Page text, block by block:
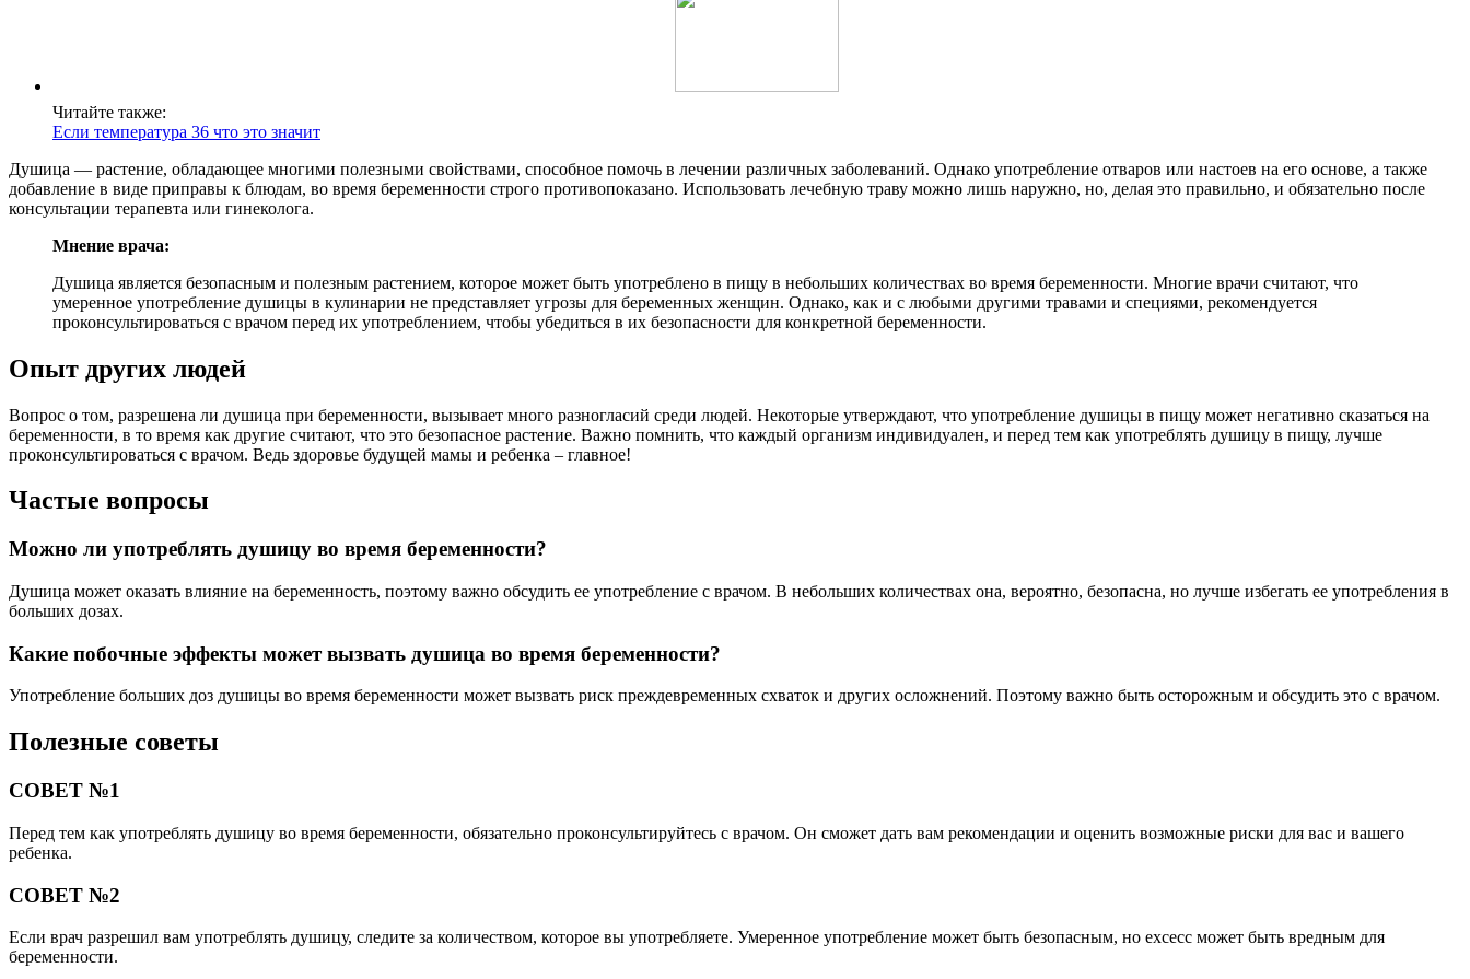
Читайте также:
Если температура 36 что это значит
Душица — растение, обладающее многими полезными свойствами, способное помочь в лечении различных заболеваний. Однако употребление отваров или настоев на его основе, а также
добавление в виде приправы к блюдам, во время беременности строго противопоказано. Использовать лечебную траву можно лишь наружно, но, делая это правильно, и обязательно после
консультации терапевта или гинеколога.
Мнение врача:
Душица является безопасным и полезным растением, которое может быть употреблено в пищу в небольших количествах во время беременности. Многие врачи считают, что
умеренное употребление душицы в кулинарии не представляет угрозы для беременных женщин. Однако, как и с любыми другими травами и специями, рекомендуется
проконсультироваться с врачом перед их употреблением, чтобы убедиться в их безопасности для конкретной беременности.
Опыт других людей
Вопрос о том, разрешена ли душица при беременности, вызывает много разногласий среди людей. Некоторые утверждают, что употребление душицы в пищу может негативно сказаться на
беременности, в то время как другие считают, что это безопасное растение. Важно помнить, что каждый организм индивидуален, и перед тем как употреблять душицу в пищу, лучше
проконсультироваться с врачом. Ведь здоровье будущей мамы и ребенка – главное!
Частые вопросы
Можно ли употреблять душицу во время беременности?
Душица может оказать влияние на беременность, поэтому важно обсудить ее употребление с врачом. В небольших количествах она, вероятно, безопасна, но лучше избегать ее употребления в
больших дозах.
Какие побочные эффекты может вызвать душица во время беременности?
Употребление больших доз душицы во время беременности может вызвать риск преждевременных схваток и других осложнений. Поэтому важно быть осторожным и обсудить это с врачом.
Полезные советы
СОВЕТ №1
Перед тем как употреблять душицу во время беременности, обязательно проконсультируйтесь с врачом. Он сможет дать вам рекомендации и оценить возможные риски для вас и вашего
ребенка.
СОВЕТ №2
Если врач разрешил вам употреблять душицу, следите за количеством, которое вы употребляете. Умеренное употребление может быть безопасным, но exсесс может быть вредным для
беременности.